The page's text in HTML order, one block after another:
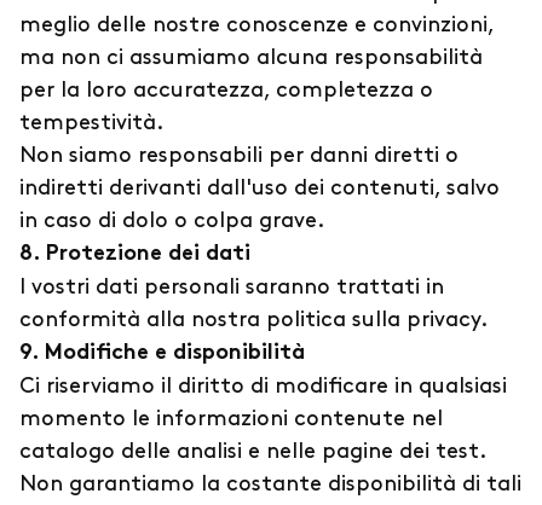
meglio delle nostre conoscenze e convinzioni,
ma non ci assumiamo alcuna responsabilità
per la loro accuratezza, completezza o
tempestività.
Non siamo responsabili per danni diretti o
indiretti derivanti dall'uso dei contenuti, salvo
in caso di dolo o colpa grave.
8. Protezione dei dati
I vostri dati personali saranno trattati in
conformità alla nostra politica sulla privacy.
9. Modifiche e disponibilità
Ci riserviamo il diritto di modificare in qualsiasi
momento le informazioni contenute nel
catalogo delle analisi e nelle pagine dei test.
Non garantiamo la costante disponibilità di tali